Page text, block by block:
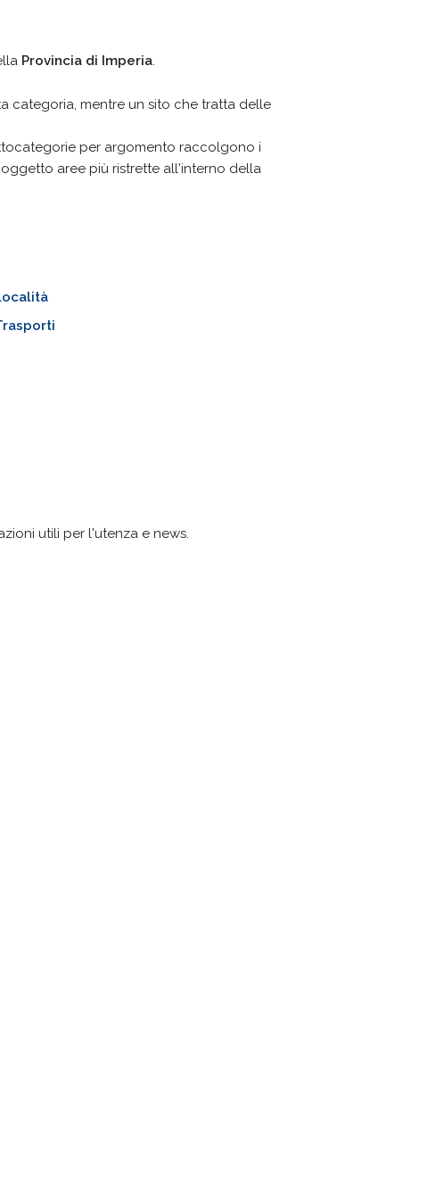
Provincia di Imperia.
categoria, mentre un sito che tratta delle
per argomento raccolgono i
aree più ristrette all'interno della
utili per l'utenza e news.